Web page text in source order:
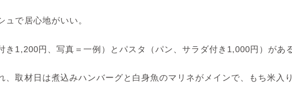
で居心地がいい。
1,200円、写真＝一例）とパスタ（パン、サラダ付き1,000円）があ
取材日は煮込みハンバーグと白身魚のマリネがメインで、もち米入